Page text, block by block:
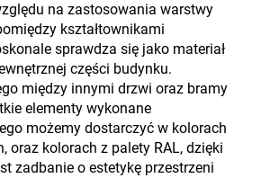
na zastosowania warstwy
kształtownikami
sprawdza się jako materiał
części budynku.
między innymi drzwi oraz bramy
elementy wykonane
możemy dostarczyć w kolorach
oraz kolorach z palety RAL, dzięki
zadbanie o estetykę przestrzeni